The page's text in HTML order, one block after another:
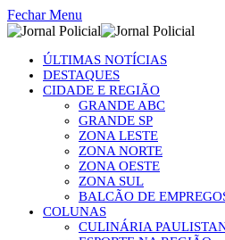
Fechar Menu
ÚLTIMAS NOTÍCIAS
DESTAQUES
CIDADE E REGIÃO
GRANDE ABC
GRANDE SP
ZONA LESTE
ZONA NORTE
ZONA OESTE
ZONA SUL
BALCÃO DE
COLUNAS
CULINÁRIA